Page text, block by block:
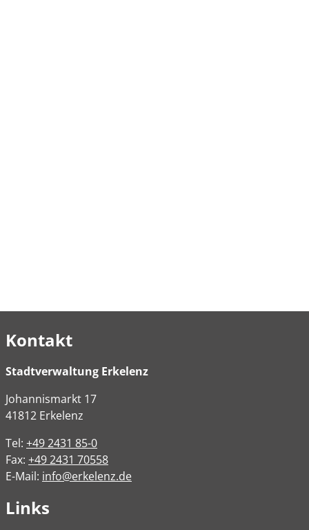
Kontakt
Stadtverwaltung Erkelenz
Johannismarkt 17
41812 Erkelenz
Tel: +49 2431 85-0
Fax: +49 2431 70558
E-Mail: info@erkelenz.de
Links